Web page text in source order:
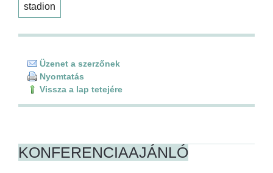
stadion
Üzenet a szerzőnek
Nyomtatás
Vissza a lap tetejére
KONFERENCIAAJÁNLÓ